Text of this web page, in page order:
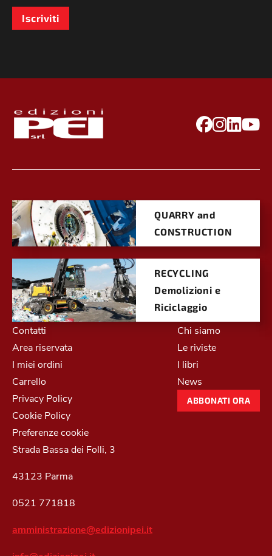
Iscriviti
QUARRY and
CONSTRUCTION
RECYCLING
Demolizioni e
Riciclaggio
Contatti
Area riservata
I miei ordini
Carrello
Privacy Policy
Cookie Policy
Preferenze cookie
Chi siamo
Le riviste
I libri
News
ABBONATI ORA
Strada Bassa dei Folli, 3
43123 Parma
0521 771818
amministrazione@edizionipei.it